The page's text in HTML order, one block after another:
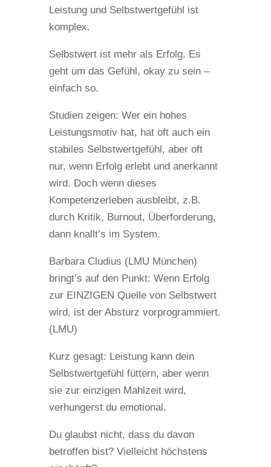
Leistung und Selbstwertgefühl ist
komplex.
Selbstwert ist mehr als Erfolg. Es
geht um das Gefühl, okay zu sein –
einfach so.
Studien zeigen: Wer ein hohes
Leistungsmotiv hat, hat oft auch ein
stabiles Selbstwertgefühl, aber oft
nur, wenn Erfolg erlebt und anerkannt
wird. Doch wenn dieses
Kompetenzerleben ausbleibt, z.B.
durch Kritik, Burnout, Überforderung,
dann knallt’s im System.
Barbara Cludius (LMU München)
bringt’s auf den Punkt: Wenn Erfolg
zur EINZIGEN Quelle von Selbstwert
wird, ist der Absturz vorprogrammiert.
(LMU)
Kurz gesagt: Leistung kann dein
Selbstwertgefühl füttern, aber wenn
sie zur einzigen Mahlzeit wird,
verhungerst du emotional.
Du glaubst nicht, dass du davon
betroffen bist? Vielleicht höchstens